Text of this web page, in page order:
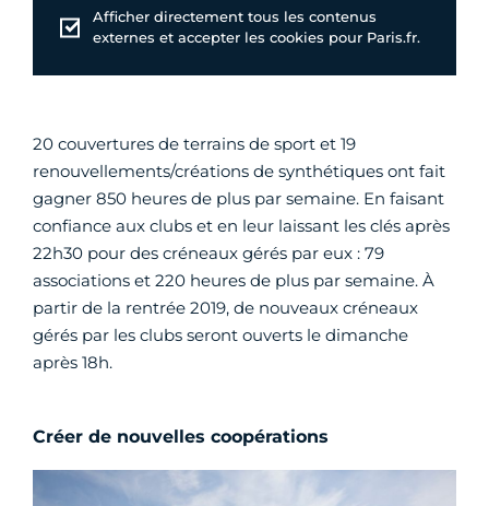
Afficher directement tous les contenus
externes et accepter les cookies pour Paris.fr.
20 couvertures de terrains de sport et 19
renouvellements/créations de synthétiques ont fait
gagner 850 heures de plus par semaine. En faisant
confiance aux clubs et en leur laissant les clés après
22h30 pour des créneaux gérés par eux : 79
associations et 220 heures de plus par semaine. À
partir de la rentrée 2019, de nouveaux créneaux
gérés par les clubs seront ouverts le dimanche
après 18h.
Créer de nouvelles coopérations